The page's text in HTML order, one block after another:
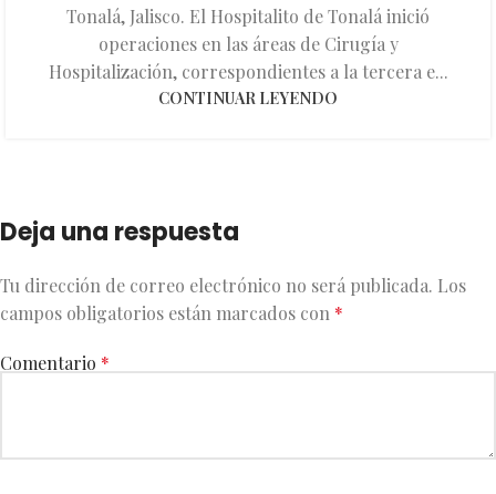
Tonalá, Jalisco. El Hospitalito de Tonalá inició
operaciones en las áreas de Cirugía y
Hospitalización, correspondientes a la tercera e...
CONTINUAR LEYENDO
Deja una respuesta
Tu dirección de correo electrónico no será publicada. Los
campos obligatorios están marcados con *
Comentario *